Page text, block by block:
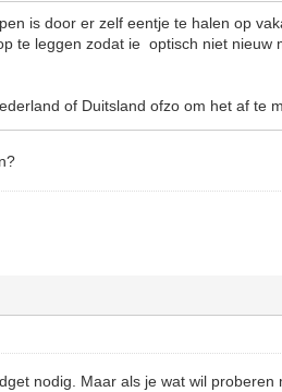
is door er zelf eentje te halen op
te leggen zodat ie optisch niet nieuw
of Duitsland ofzo om het af te
nodig. Maar als je wat wil proberen